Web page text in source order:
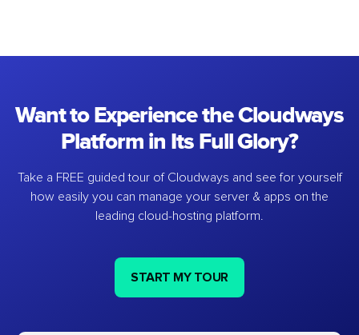
Want to Experience the Cloudways
Platform in Its Full Glory?
Take a FREE guided tour of Cloudways and see for yourself
how easily you can manage your server & apps on the
leading cloud-hosting platform.
START MY TOUR